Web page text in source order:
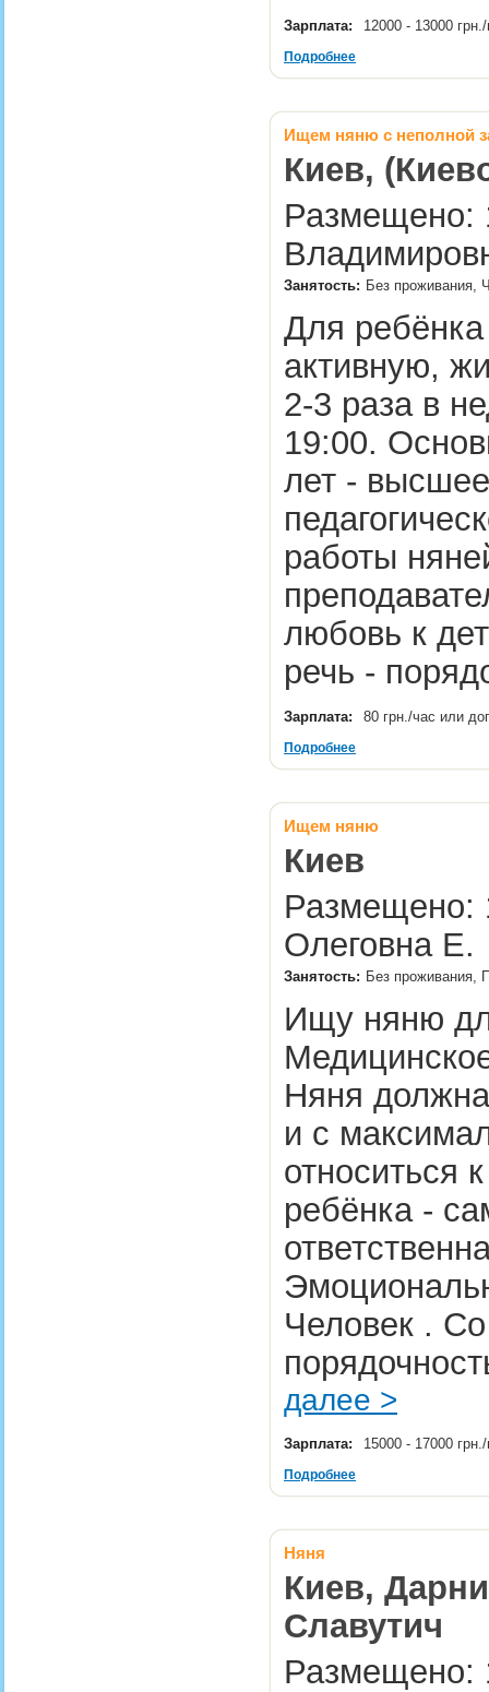
Зарплата: 12000 - 13000
Подробнее
Ищем няню с неполной
Киев,
Размещено:
Занятость: Без проживания,
Для
активную,
2-3 раза в
19:00.
лет -
работы
любовь к
речь -
Зарплата: 80 грн./час или
Подробнее
Ищем няню
Киев
Размещено:
Олеговна Е.
Занятость: Без проживания,
Ищу няню
Няня
и с
относиться
ребёнка -
Человек .
далее >
Зарплата: 15000 - 17000
Подробнее
Няня
Киев,
Славутич
Размещено: